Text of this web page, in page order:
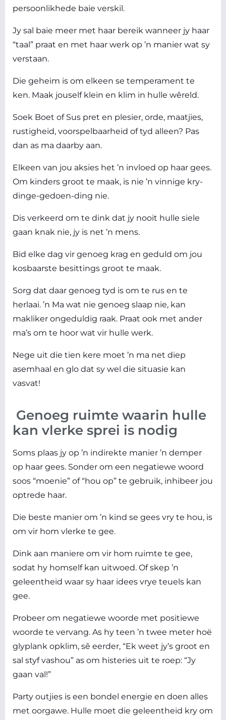
persoonlikhede baie verskil.
Jy sal baie meer met haar bereik wanneer jy haar
“taal” praat en met haar werk op ’n manier wat sy
verstaan.
Die geheim is om elkeen se temperament te
ken. Maak jouself klein en klim in hulle wêreld.
Soek Boet of Sus pret en plesier, orde, maatjies,
rustigheid, voorspelbaarheid of tyd alleen? Pas
dan as ma daarby aan.
Elkeen van jou aksies het ’n invloed op haar gees.
Om kinders groot te maak, is nie ’n vinnige kry-
dinge-gedoen-ding nie.
Dis verkeerd om te dink dat jy nooit hulle siele
gaan knak nie, jy is net ’n mens.
Bid elke dag vir genoeg krag en geduld om jou
kosbaarste besittings groot te maak.
Sorg dat daar genoeg tyd is om te rus en te
herlaai. ’n Ma wat nie genoeg slaap nie, kan
makliker ongeduldig raak. Praat ook met ander
ma’s om te hoor wat vir hulle werk.
Nege uit die tien kere moet ’n ma net diep
asemhaal en glo dat sy wel die situasie kan
vasvat!
Genoeg ruimte waarin hulle
kan vlerke sprei is nodig
Soms plaas jy op ’n indirekte manier ’n demper
op haar gees. Sonder om een negatiewe woord
soos “moenie” of “hou op” te gebruik, inhibeer jou
optrede haar.
Die beste manier om ’n kind se gees vry te hou, is
om vir hom vlerke te gee.
Dink aan maniere om vir hom ruimte te gee,
sodat hy homself kan uitwoed. Of skep ’n
geleentheid waar sy haar idees vrye teuels kan
gee.
Probeer om negatiewe woorde met positiewe
woorde te vervang. As hy teen ’n twee meter hoë
glyplank opklim, sê eerder, “Ek weet jy’s groot en
sal styf vashou” as om histeries uit te roep: “Jy
gaan val!”
Party outjies is een bondel energie en doen alles
met oorgawe. Hulle moet die geleentheid kry om